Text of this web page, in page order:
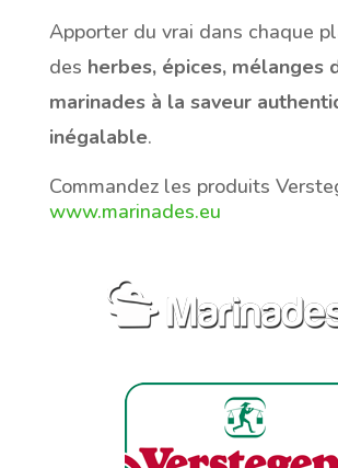
Apporter du vrai dans chaque
des herbes, épices, mélanges
marinades à la saveur
inégalable.
Commandez les produits
www.marinades.eu